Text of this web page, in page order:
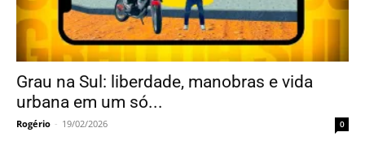
Grau na Sul: liberdade, manobras e vida
urbana em um só...
Rogério - 19/02/2026 0